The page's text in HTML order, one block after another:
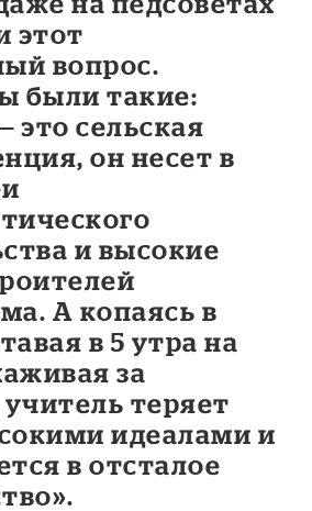
этот
вопрос.
были такие:
это сельская
он несет в
и высокие
А копаясь в
в 5 утра на
за
теряет
идеалами и
в отсталое